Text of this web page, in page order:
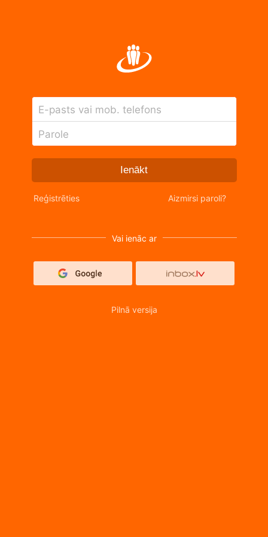
E-pasts vai mob. telefons
Parole
Ienākt
Reģistrēties Aizmirsi paroli?
Vai ienāc ar
Pilnā versija